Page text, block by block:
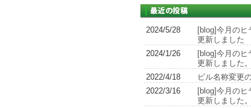
2024/5/28
[blog]今月のヒ
更新しました
2024/1/26
[blog]今月のヒ
更新しました。
2022/4/18
ビル名称変更
2022/3/16
[blog]今月のヒ
更新しました。